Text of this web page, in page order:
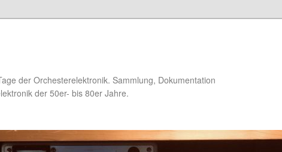
der Orchesterelektronik. Sammlung, Dokumentation
der 50er- bis 80er Jahre.